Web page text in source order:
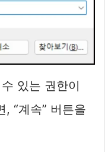
있는 권한이
, “계속” 버튼을